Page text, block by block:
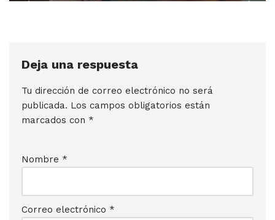
Deja una respuesta
Tu dirección de correo electrónico no será
publicada. Los campos obligatorios están
marcados con *
Nombre *
Correo electrónico *